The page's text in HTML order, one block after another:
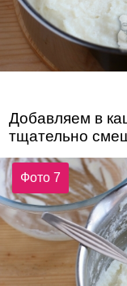
Добавляем в
тщательно
Фото 7